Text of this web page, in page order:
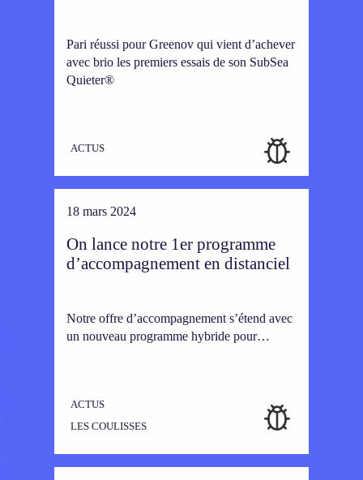
Pari réussi pour Greenov qui vient d’achever
avec brio les premiers essais de son SubSea
Quieter®
ACTUS
18 mars 2024
On lance notre 1er programme
d’accompagnement en distanciel
Notre offre d’accompagnement s’étend avec
un nouveau programme hybride pour…
ACTUS
LES COULISSES